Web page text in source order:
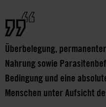
Überbelegung,
Nahrung sowie
Bedingung und eine
Menschen unter Aufsicht